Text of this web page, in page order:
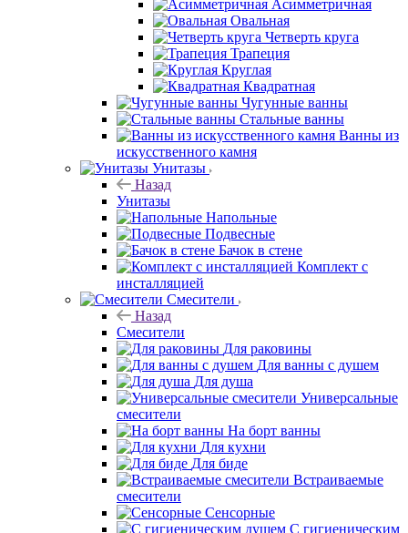
Асимметричная
Овальная
Четверть круга
Трапеция
Круглая
Квадратная
Чугунные ванны
Стальные ванны
Ванны из
искусственного камня
Унитазы
Назад
Унитазы
Напольные
Подвесные
Бачок в стене
Комплект с
инсталляцией
Смесители
Назад
Смесители
Для раковины
Для ванны с душем
Для душа
Универсальные
смесители
На борт ванны
Для кухни
Для биде
Встраиваемые
смесители
Сенсорные
С гигиеническим